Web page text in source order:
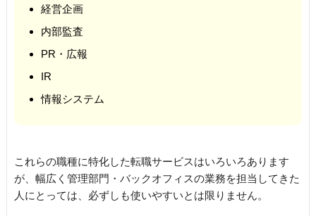
経営企画
内部監査
PR・広報
IR
情報システム
これらの職種に特化した転職サービスはいろいろあります
が、幅広く管理部門・バックオフィスの業務を担当してきた
人にとっては、必ずしも使いやすいとは限りません。